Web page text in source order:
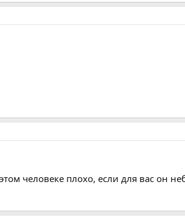
человеке плохо, если для вас он